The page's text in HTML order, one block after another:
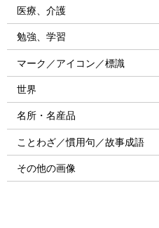
医療、介護
勉強、学習
マーク／アイコン／標識
世界
名所・名産品
ことわざ／慣用句／故事成語
その他の画像